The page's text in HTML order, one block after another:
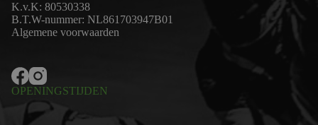
K.v.K: 80530338
B.T.W-nummer: NL861703947B01
Algemene voorwaarden
OPENINGSTIJDEN